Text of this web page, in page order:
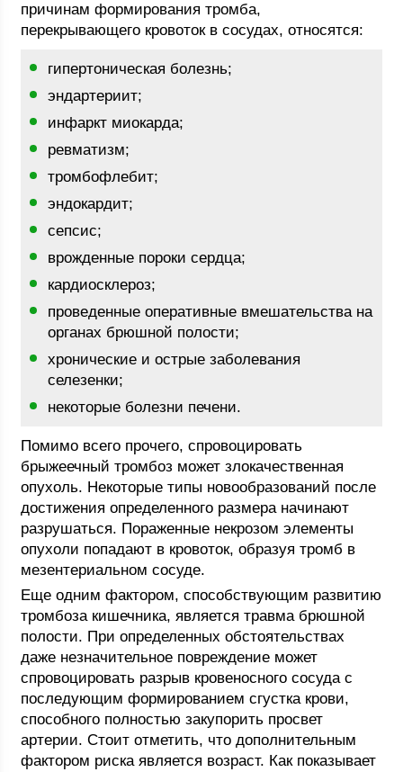
причинам формирования тромба,
перекрывающего кровоток в сосудах, относятся:
гипертоническая болезнь;
эндартериит;
инфаркт миокарда;
ревматизм;
тромбофлебит;
эндокардит;
сепсис;
врожденные пороки сердца;
кардиосклероз;
проведенные оперативные вмешательства на
органах брюшной полости;
хронические и острые заболевания
селезенки;
некоторые болезни печени.
Помимо всего прочего, спровоцировать
брыжеечный тромбоз может злокачественная
опухоль. Некоторые типы новообразований после
достижения определенного размера начинают
разрушаться. Пораженные некрозом элементы
опухоли попадают в кровоток, образуя тромб в
мезентериальном сосуде.
Еще одним фактором, способствующим развитию
тромбоза кишечника, является травма брюшной
полости. При определенных обстоятельствах
даже незначительное повреждение может
спровоцировать разрыв кровеносного сосуда с
последующим формированием сгустка крови,
способного полностью закупорить просвет
артерии. Стоит отметить, что дополнительным
фактором риска является возраст. Как показывает